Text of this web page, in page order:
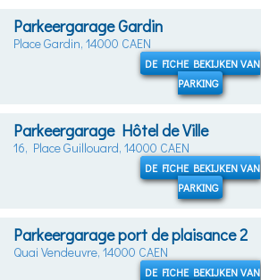
Parkeergarage Gardin
Place Gardin, 14000 CAEN
DE FICHE BEKIJKEN VAN
PARKING
Parkeergarage Hôtel de Ville
16, Place Guillouard, 14000 CAEN
DE FICHE BEKIJKEN VAN
PARKING
Parkeergarage port de plaisance 2
Quai Vendeuvre, 14000 CAEN
DE FICHE BEKIJKEN VAN